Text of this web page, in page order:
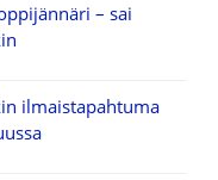
– sai
ilmaistapahtuma